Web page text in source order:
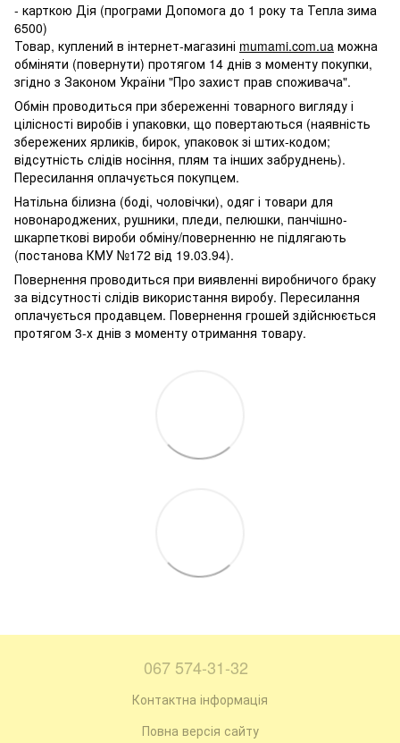
- карткою Дія (програми Допомога до 1 року та Тепла зима
6500)
Товар, куплений в інтернет-магазині mumami.com.ua можна
обміняти (повернути) протягом 14 днів з моменту покупки,
згідно з Законом України "Про захист прав споживача".
Обмін проводиться при збереженні товарного вигляду і
цілісності виробів і упаковки, що повертаються (наявність
збережених ярликів, бирок, упаковок зі штих-кодом;
відсутність слідів носіння, плям та інших забруднень).
Пересилання оплачується покупцем.
Натільна білизна (боді, чоловічки), одяг і товари для
новонароджених, рушники, пледи, пелюшки, панчішно-
шкарпеткові вироби обміну/поверненню не підлягають
(постанова КМУ №172 від 19.03.94).
Повернення проводиться при виявленні виробничого браку
за відсутності слідів використання виробу. Пересилання
оплачується продавцем. Повернення грошей здійснюється
протягом 3-х днів з моменту отримання товару.
067 574-31-32
Контактна інформація
Повна версія сайту